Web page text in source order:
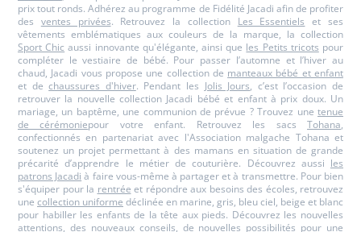
prix tout ronds. Adhérez au programme de Fidélité Jacadi afin de profiter
des ventes privées. Retrouvez la collection Les Essentiels et ses
vêtements emblématiques aux couleurs de la marque, la collection
Sport Chic aussi innovante qu'élégante, ainsi que les Petits tricots pour
compléter le vestiaire de bébé. Pour passer l’automne et l’hiver au
chaud, Jacadi vous propose une collection de manteaux bébé et enfant
et dechaussures d'hiver. Pendant les Jolis Jours, c’est l’occasion de
retrouver la nouvelle collection Jacadi bébé et enfant à prix doux. Un
mariage, un baptême, une communion de prévue ? Trouvez une tenue
de cérémoniepour votre enfant. Retrouvez les sacsTohana,
confectionnés en partenariat avec l'Association malgache Tohana et
soutenez un projet permettant à des mamans en situation de grande
précarité d’apprendre le métier de couturière. Découvrez aussi les
patrons Jacadi à faire vous-même à partager et à transmettre. Pour bien
s'équiper pour la rentrée et répondre aux besoins des écoles, retrouvez
une collection uniforme déclinée en marine, gris, bleu ciel, beige et blanc
pour habiller les enfants de la tête aux pieds. Découvrez les nouvelles
attentions, des nouveaux conseils, de nouvelles possibilités pour une